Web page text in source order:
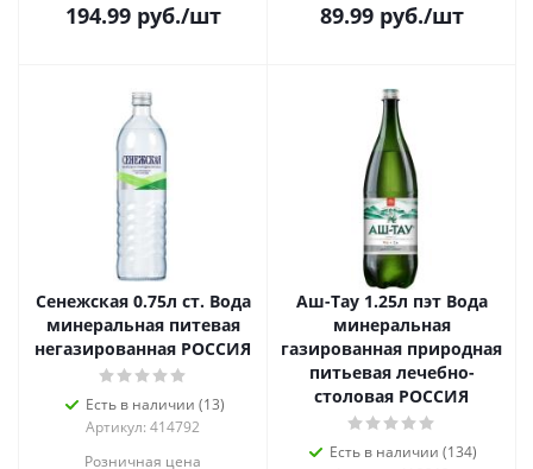
194.99руб./шт 89.99руб./шт
Сенежская 0.75л ст. Вода
минеральная питевая
негазированная РОССИЯ
Есть в наличии (13)
Артикул: 414792
Розничная цена
Аш-Тау 1.25л пэт Вода
минеральная
газированная природная
питьевая лечебно-
столовая РОССИЯ
Есть в наличии (134)